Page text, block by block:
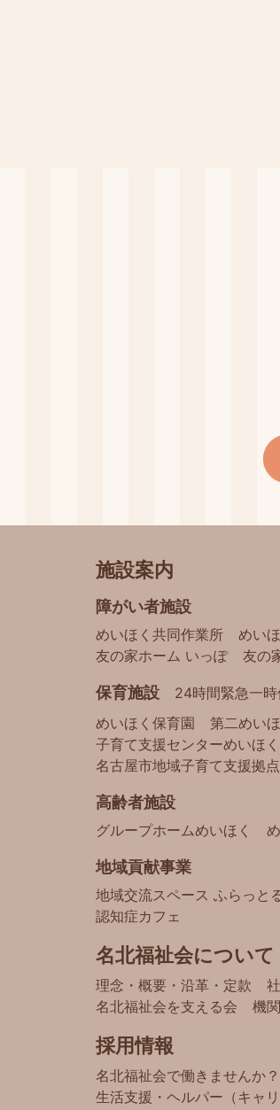
施設案内
障がい者施設
めいほく共同作業所 めい
友の家ホーム いっぽ
友の
保育施設 24時間緊急一
めいほく保育園
第二めい
子育て支援センターめいほく
名古屋市地域子育て支援拠点
高齢者施設
グループホームめいほく
地域貢献事業
地域交流スペース ふらっと
認知症カフェ
名北福祉会について
理念・概要・沿革・定款
名北福祉会を支える会
機
採用情報
名北福祉会で働きませんか？
生活支援・ヘルパー（キャリ